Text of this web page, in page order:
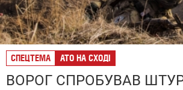
СПЕЦТЕМА АТО НА СХОДІ
ВОРОГ СПРОБУВАВ